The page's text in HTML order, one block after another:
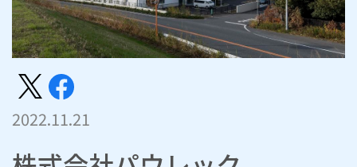
2022.11.21